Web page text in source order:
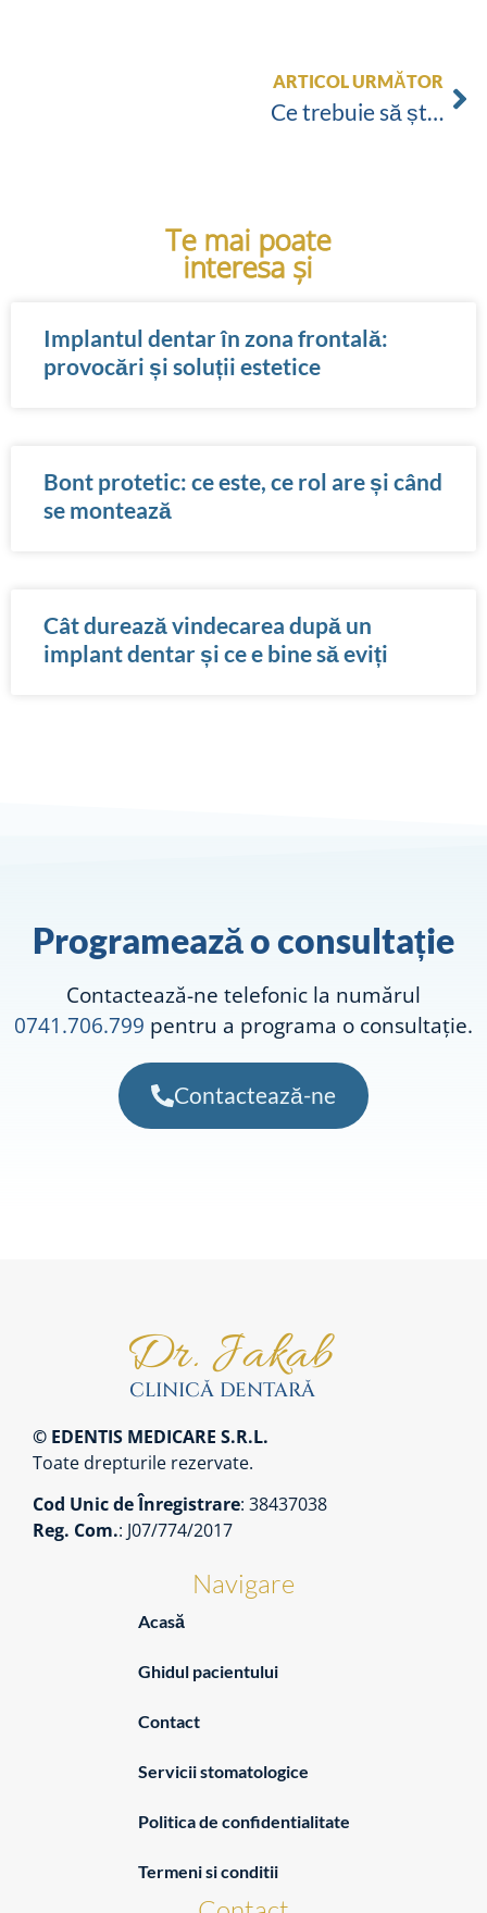
ARTICOL URMĂTOR
Ce trebuie să știi înainte de a face un implant dentar
Te mai poate
interesa și
Implantul dentar în zona frontală:
provocări și soluții estetice
Bont protetic: ce este, ce rol are și când
se montează
Cât durează vindecarea după un
implant dentar și ce e bine să eviți
Programează o consultație
Contactează-ne telefonic la numărul
0741.706.799 pentru a programa o consultație.
Contactează-ne
© EDENTIS MEDICARE S.R.L.
Toate drepturile rezervate.
Cod Unic de Înregistrare: 38437038
Reg. Com.: J07/774/2017
Navigare
Acasă
Ghidul pacientului
Contact
Servicii stomatologice
Politica de confidentialitate
Termeni si conditii